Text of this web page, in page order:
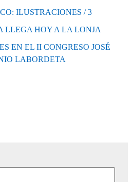
ILUSTRACIONES / 3
LLEGA HOY A LA LONJA
EN EL II CONGRESO JOSÉ
LABORDETA